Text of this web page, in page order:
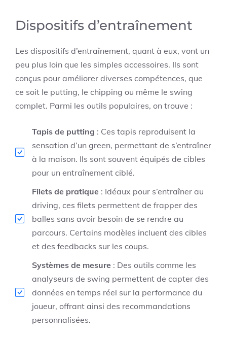
Dispositifs d’entraînement
Les dispositifs d’entraînement, quant à eux, vont un
peu plus loin que les simples accessoires. Ils sont
conçus pour améliorer diverses compétences, que
ce soit le putting, le chipping ou même le swing
complet. Parmi les outils populaires, on trouve :
Tapis de putting : Ces tapis reproduisent la
sensation d’un green, permettant de s’entraîner
à la maison. Ils sont souvent équipés de cibles
pour un entraînement ciblé.
Filets de pratique : Idéaux pour s’entraîner au
driving, ces filets permettent de frapper des
balles sans avoir besoin de se rendre au
parcours. Certains modèles incluent des cibles
et des feedbacks sur les coups.
Systèmes de mesure : Des outils comme les
analyseurs de swing permettent de capter des
données en temps réel sur la performance du
joueur, offrant ainsi des recommandations
personnalisées.